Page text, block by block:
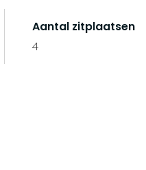
Aantal zitplaatsen
4